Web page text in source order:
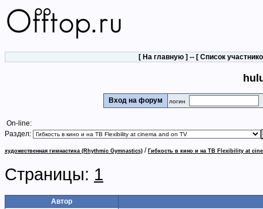
[ На главную ] -- [ Список
Вход на форум логин
On-line:
Раздел:
художественная гимнастика (Rhythmic Gymnastics) / Гибкость в кино и на ТВ Flexibility at
Страницы: 1
Автор